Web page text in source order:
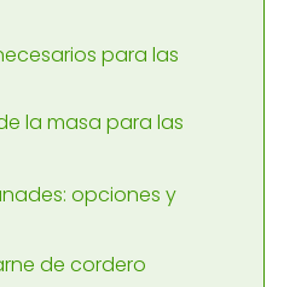
para las
la masa para las
opciones y
de cordero